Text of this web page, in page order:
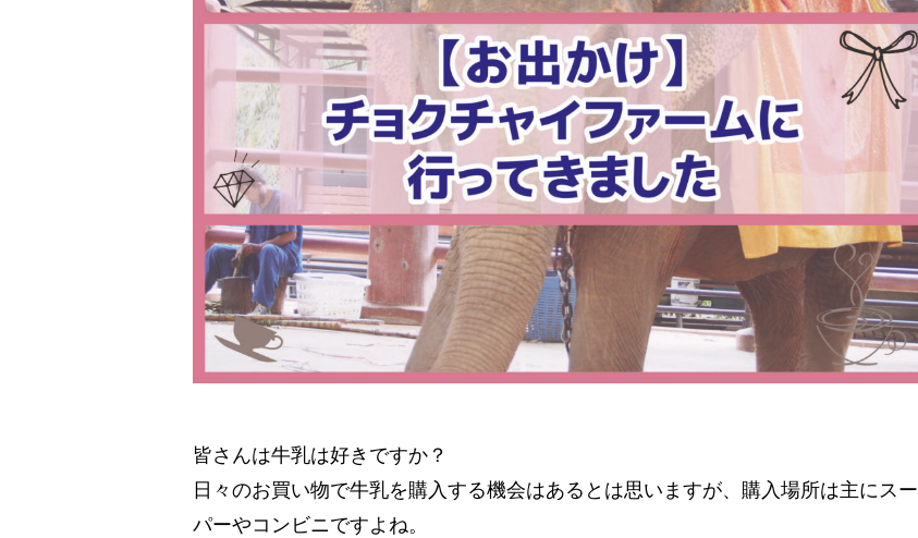
皆さんは牛乳は好きですか？
日々のお買い物で牛乳を購入する機会はあるとは思いますが、購入場所は主にスー
パーやコンビニですよね。